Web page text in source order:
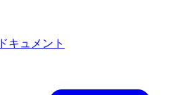
ドキュメント